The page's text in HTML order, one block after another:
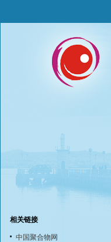
相关链接
中国聚合物网